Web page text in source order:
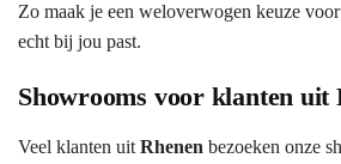
Zo maak je een weloverwogen keuze
echt bij jou past.
Showrooms voor klanten uit
Veel klanten uit Rhenen bezoeken onze